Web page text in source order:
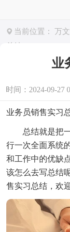
当前位置： 万
总结
业
时间：2024-09-27
业务员销售实习
总结就是把一
行一次全面系统
和工作中的优缺
该怎么去写总结
售实习总结，欢